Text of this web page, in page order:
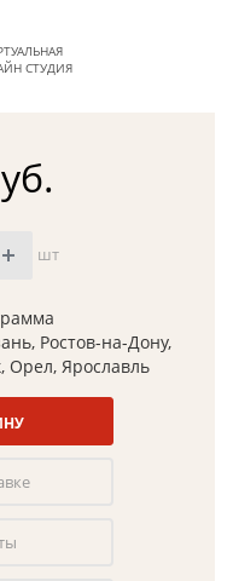
СТУДИЯ
шт
Ростов-на-Дону,
Орел, Ярославль